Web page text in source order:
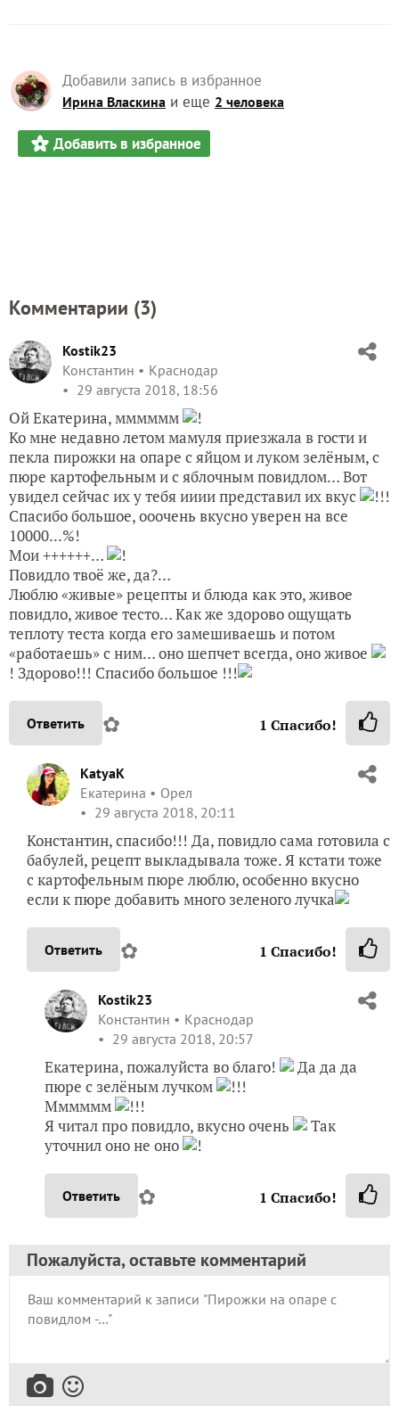
Добавили запись в избранное
Ирина Власкина и еще 2 человека
Добавить в избранное
Комментарии (3)
Kostik23
Константин
Краснодар
29 августа 2018, 18:56
Ой Екатерина, мммммм
!
Ко мне недавно летом мамуля приезжала в гости и
пекла пирожки на опаре с яйцом и луком зелёным, с
пюре картофельным и с яблочным повидлом… Вот
увидел сейчас их у тебя ииии представил их вкус
!!!
Спасибо большое, ооочень вкусно уверен на все
10000...%!
Мои ++++++…
!
Повидло твоё же, да?…
Люблю «живые» рецепты и блюда как это, живое
повидло, живое тесто… Как же здорово ощущать
теплоту теста когда его замешиваешь и потом
«работаешь» с ним… оно шепчет всегда, оно живое
! Здорово!!! Спасибо большое !!!
Ответить ✿ 1 Спасибо!
KatyaK
Екатерина
Орел
29 августа 2018, 20:11
Константин, спасибо!!! Да, повидло сама готовила с
бабулей, рецепт выкладывала тоже. Я кстати тоже
с картофельным пюре люблю, особенно вкусно
если к пюре добавить много зеленого лучка
Ответить ✿ 1 Спасибо!
Kostik23
Константин
Краснодар
29 августа 2018, 20:57
Екатерина, пожалуйста во благо!
Да да да
пюре с зелёным лучком
!!!
Мммммм
!!!
Я читал про повидло, вкусно очень
Так
уточнил оно не оно
!
Ответить ✿ 1 Спасибо!
Пожалуйста, оставьте комментарий